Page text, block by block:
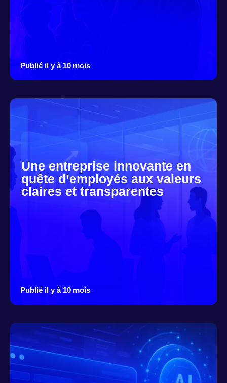
Publié il y à 10 mois
Une entreprise innovante en
quête d’employés aux valeurs
claires et transparentes
Publié il y à 10 mois